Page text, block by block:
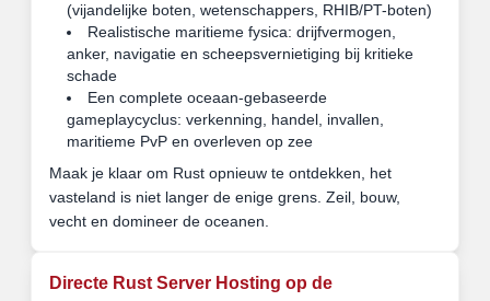
(vijandelijke boten, wetenschappers, RHIB/PT-boten)
Realistische maritieme fysica: drijfvermogen,
anker, navigatie en scheepsvernietiging bij kritieke
schade
Een complete oceaan-gebaseerde
gameplaycyclus: verkenning, handel, invallen,
maritieme PvP en overleven op zee
Maak je klaar om Rust opnieuw te ontdekken, het
vasteland is niet langer de enige grens. Zeil, bouw,
vecht en domineer de oceanen.
Directe Rust Server Hosting op de